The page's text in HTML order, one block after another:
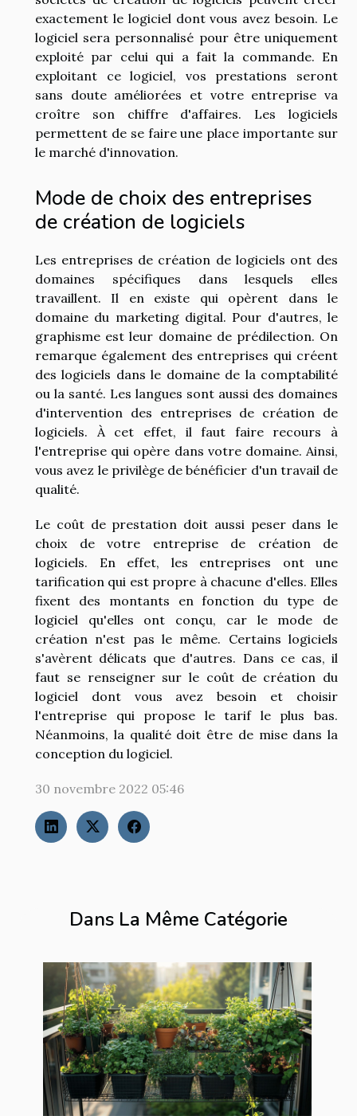
Dans La Même Catégorie
exactement le logiciel dont vous avez besoin. Le
logiciel sera personnalisé pour être uniquement
exploité par celui qui a fait la commande. En
exploitant ce logiciel, vos prestations seront
sans doute améliorées et votre entreprise va
croître son chiffre d'affaires. Les logiciels
permettent de se faire une place importante sur
le marché d'innovation.
Mode de choix des entreprises
de création de logiciels
Les entreprises de création de logiciels ont des
domaines spécifiques dans lesquels elles
travaillent. Il en existe qui opèrent dans le
domaine du marketing digital. Pour d'autres, le
graphisme est leur domaine de prédilection. On
remarque également des entreprises qui créent
des logiciels dans le domaine de la comptabilité
ou la santé. Les langues sont aussi des domaines
d'intervention des entreprises de création de
logiciels. À cet effet, il faut faire recours à
l'entreprise qui opère dans votre domaine. Ainsi,
vous avez le privilège de bénéficier d'un travail de
qualité.
Le coût de prestation doit aussi peser dans le
choix de votre entreprise de création de
logiciels. En effet, les entreprises ont une
tarification qui est propre à chacune d'elles. Elles
fixent des montants en fonction du type de
logiciel qu'elles ont conçu, car le mode de
création n'est pas le même. Certains logiciels
s'avèrent délicats que d'autres. Dans ce cas, il
faut se renseigner sur le coût de création du
logiciel dont vous avez besoin et choisir
l'entreprise qui propose le tarif le plus bas.
Néanmoins, la qualité doit être de mise dans la
conception du logiciel.
30 novembre 2022 05:46